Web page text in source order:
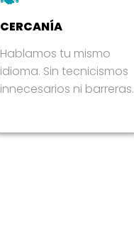
CERCANÍA
Hablamos tu mismo
idioma. Sin tecnicismos
innecesarios ni barreras.